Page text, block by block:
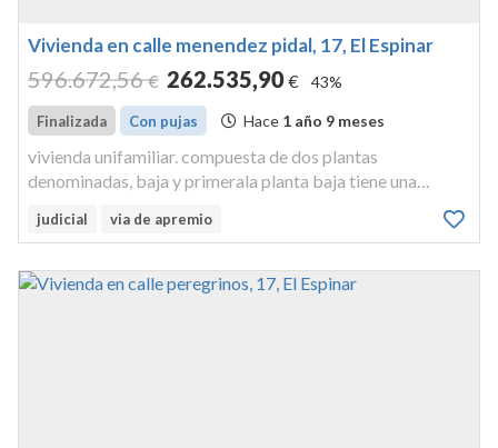
Vivienda en calle menendez pidal, 17, El Espinar
596.672,56 € 262.535,90€ 43%
Finalizada Con pujas Hace 1 año 9 meses
vivienda unifamiliar. compuesta de dos plantas
denominadas, baja y primerala planta baja tiene una
74,45metros cuadrados, es completamente diáfana y se
judicial via de apremio